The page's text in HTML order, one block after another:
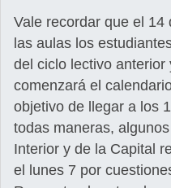
Vale recordar que el
las aulas los
del ciclo lectivo
comenzará el
objetivo de llegar a los
todas maneras,
Interior y de la Capital
el lunes 7 por